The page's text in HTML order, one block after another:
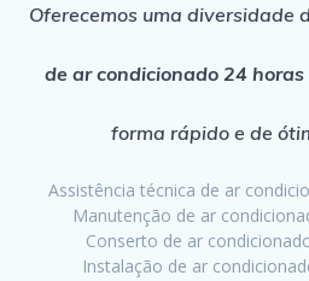
Oferecemos uma diversidade
de ar condicionado 24 horas
forma rápido e de
Assistência técnica de ar
Manutenção de ar
Conserto de ar
Instalação de ar